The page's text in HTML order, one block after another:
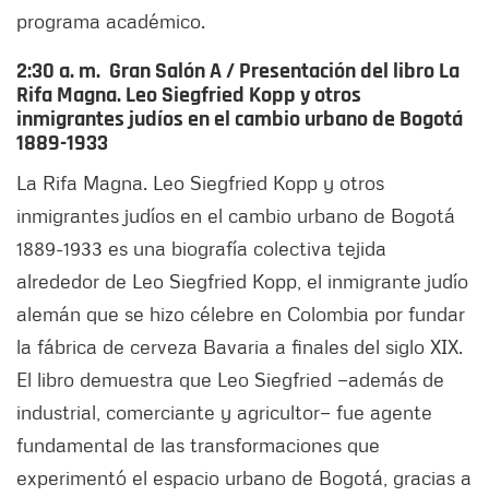
programa académico.
2:30 a. m. Gran Salón A/Presentación del libro La
Rifa Magna. Leo Siegfried Kopp y otros
inmigrantes judíos en el cambio urbano de Bogotá
1889-1933
La Rifa Magna. Leo Siegfried Kopp y otros
inmigrantes judíos en el cambio urbano de Bogotá
1889-1933 es una biografía colectiva tejida
alrededor de Leo Siegfried Kopp, el inmigrante judío
alemán que se hizo célebre en Colombia por fundar
la fábrica de cerveza Bavaria a finales del siglo XIX.
El libro demuestra que Leo Siegfried —además de
industrial, comerciante y agricultor— fue agente
fundamental de las transformaciones que
experimentó el espacio urbano de Bogotá, gracias a